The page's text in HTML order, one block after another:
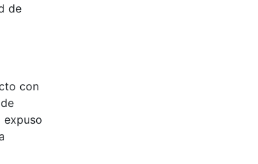
de
con
expuso